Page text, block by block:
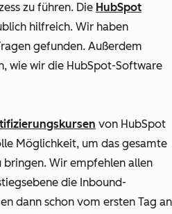
zu führen. Die HubSpot
hilfreich. Wir haben
gefunden. Außerdem
wie wir die HubSpot-Software
von HubSpot
Möglichkeit, um das gesamte
bringen. Wir empfehlen allen
die Inbound-
dann schon vom ersten Tag an